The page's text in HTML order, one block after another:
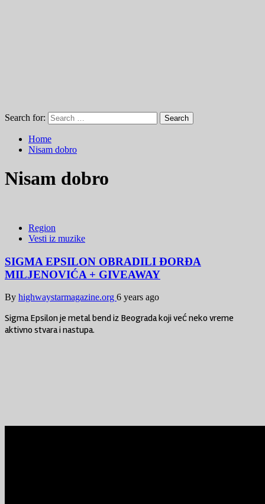
Search for:
Home
Nisam dobro
Nisam dobro
Region
Vesti iz muzike
SIGMA EPSILON OBRADILI ĐORĐA
MILJENOVIĆA + GIVEAWAY
By highwaystarmagazine.org 6 years ago
Sigma Epsilon je metal bend iz Beograda koji već neko vreme
aktivno stvara i nastupa.